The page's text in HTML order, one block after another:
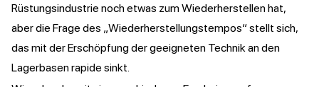
Rüstungsindustrie noch etwas zum Wiederherstellen hat,
aber die Frage des „Wiederherstellungstempos“ stellt sich,
das mit der Erschöpfung der geeigneten Technik an den
Lagerbasen rapide sinkt.